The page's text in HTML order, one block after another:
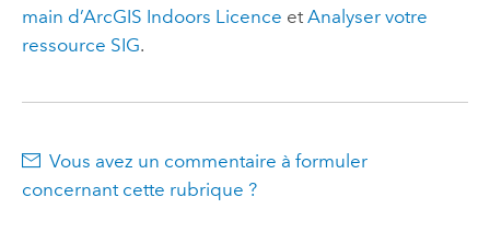
main d’ArcGIS Indoors Licence et Analyser votre
ressource SIG.
Vous avez un commentaire à formuler
concernant cette rubrique ?